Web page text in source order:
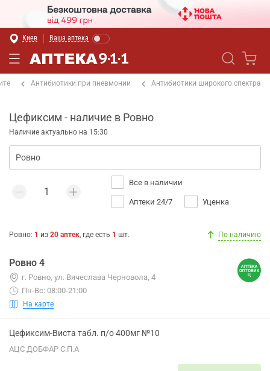
Киев Ваша аптека
Антибиотики при пневмонии Антибиотики широкого спектра
Цефиксим - наличие в Ровно
Наличие актуально на 15:30
Все в наличии
Аптеки 24/7 Уценка
Ровно: 1 из 20 аптек, где есть 1 шт. По наличию
Ровно 4
г. Ровно, ул. Вячеслава Черновола, 4
Пн-Вс: 08:00-21:00
На карте
Цефиксим-Виста табл. п/о 400мг №10
АЦС ДОБФАР С.П.А